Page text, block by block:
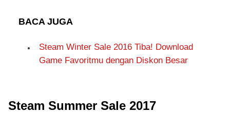
BACA JUGA
Steam Winter Sale 2016 Tiba! Download
Game Favoritmu dengan Diskon Besar
Steam Summer Sale 2017